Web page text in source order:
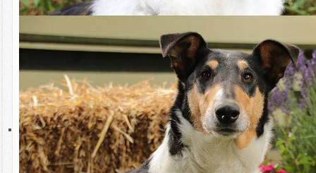
Die Hobby-Züchter im Verband für das Deutsche Hundewesen
(VDH), dem Dachverband für Hundezucht- und Sportvereine, wollen
Vordergrund stehen vielmehr die verantwortungsvolle Zucht und die
Verbesserung der Tiergesundheit innerhalb aller Hunderassen. Im
VDH nimmt die Zahl problematischer Hunde aus Trendrassen
aufgrund verschärfter Zuchtmaßnahmen seit Jahren ab, während
außerhalb des VDH eine steigende Verbreitung von Hunden mit
sogenannten Qualzuchtmerkmalen zu beobachten ist. So wird z.B.
die Französische Bulldogge beim Heimtierregister Tasso auf Platz 4
der beliebtesten Hunderassen geführt, aus der kontrollierten Zucht
des VDH stammen lediglich ca. 2 % der Hunde in Deutschland.
Dackelverbot durch die Hintertür